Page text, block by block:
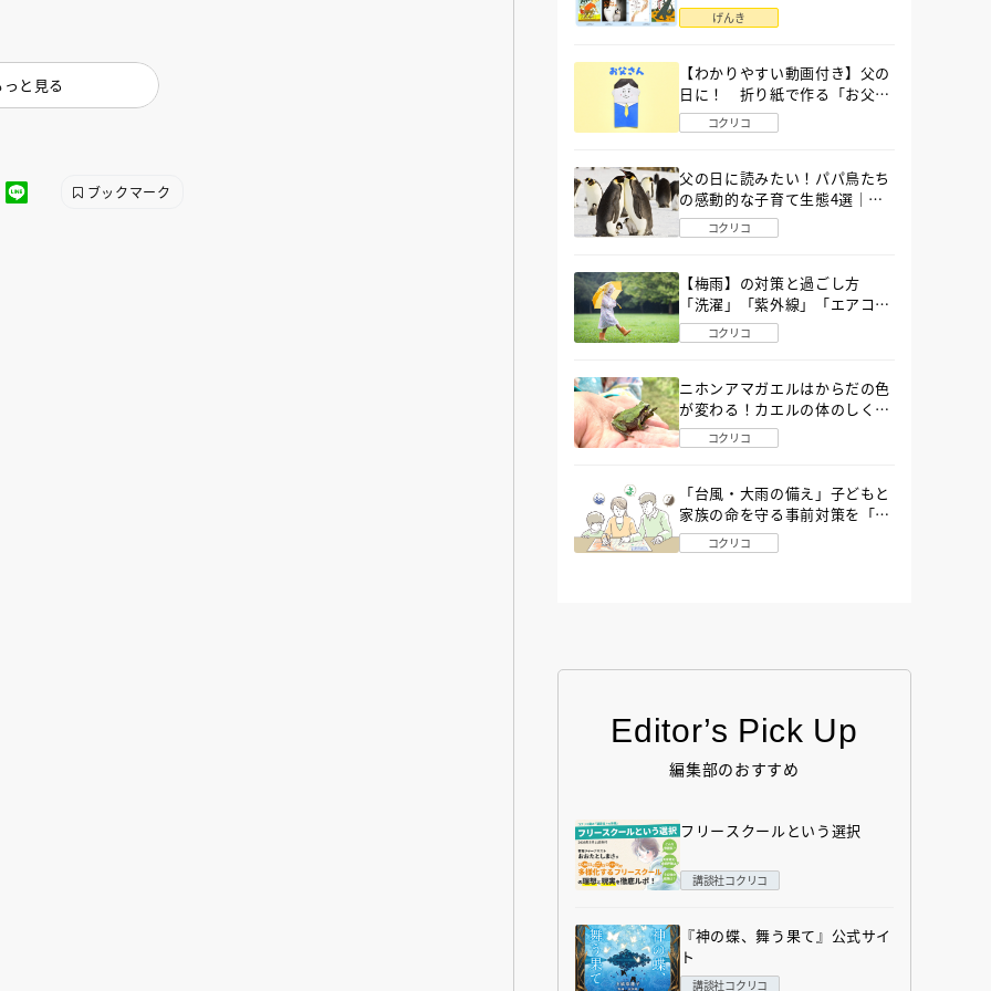
っと見る
ブックマーク
語」６選
げんき
【わかりやすい動画付き】父の
日に！ 折り紙で作る「お父さ
ん」の簡単な折り方
コクリコ
父の日に読みたい！パパ鳥たち
の感動的な子育て生態4選｜図
鑑MOVE
コクリコ
【梅雨】の対策と過ごし方
「洗濯」「紫外線」「エアコ
ン」「ゲリラ豪雨」…〔気象予
報士が完全ガイド〕
コクリコ
ニホンアマガエルはからだの色
が変わる！カエルの体のしくみ
から両生類の特ちょうまで図鑑
MOVEが解説！
コクリコ
「台風・大雨の備え」子どもと
家族の命を守る事前対策を「防
災アドバイザー」が解説
コクリコ
Editor’s Pick Up
編集部のおすすめ
フリースクールという選択
講談社コクリコ
『神の蝶、舞う果て』公式サイ
ト
講談社コクリコ